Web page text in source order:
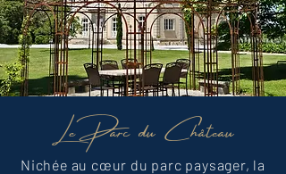
Le Parc du Château
Nichée au cœur du parc paysager, la